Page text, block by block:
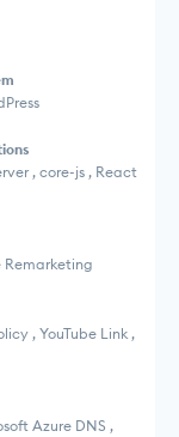
, core-js , React
Remarketing
, YouTube Link ,
Azure DNS ,